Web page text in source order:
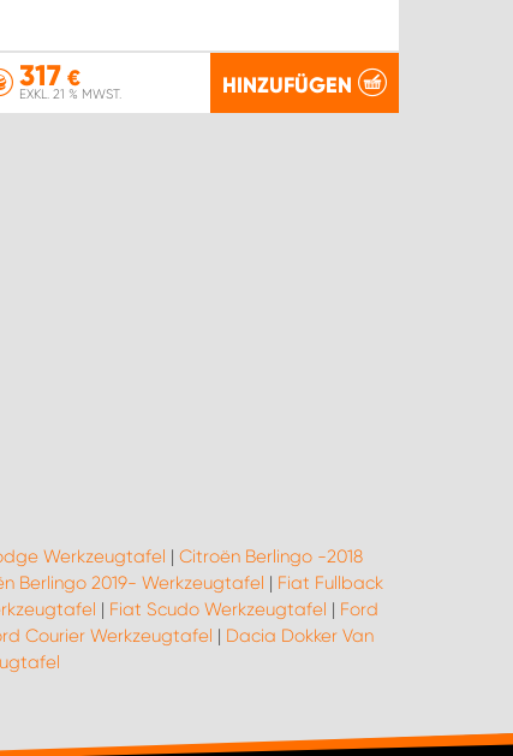
317 €
EXKL. 21 % MWST. HINZUFÜGEN
Werkzeugtafel | Citroën Berlingo -2018
Berlingo 2019- Werkzeugtafel | Fiat Fullback
| Fiat Scudo Werkzeugtafel | Ford
Courier Werkzeugtafel | Dacia Dokker Van